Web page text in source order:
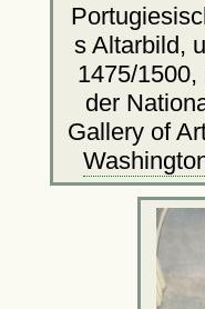
s Altarbild,
1475/1500,
der
Gallery of